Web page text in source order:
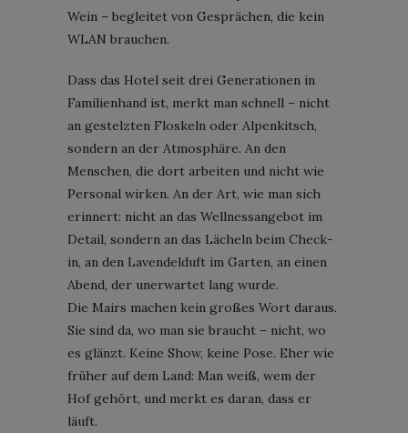
Wein – begleitet von Gesprächen, die kein
WLAN brauchen.
Dass das Hotel seit drei Generationen in
Familienhand ist, merkt man schnell – nicht
an gestelzten Floskeln oder Alpenkitsch,
sondern an der Atmosphäre. An den
Menschen, die dort arbeiten und nicht wie
Personal wirken. An der Art, wie man sich
erinnert: nicht an das Wellnessangebot im
Detail, sondern an das Lächeln beim Check-
in, an den Lavendelduft im Garten, an einen
Abend, der unerwartet lang wurde.
Die Mairs machen kein großes Wort daraus.
Sie sind da, wo man sie braucht – nicht, wo
es glänzt. Keine Show, keine Pose. Eher wie
früher auf dem Land: Man weiß, wem der
Hof gehört, und merkt es daran, dass er
läuft.